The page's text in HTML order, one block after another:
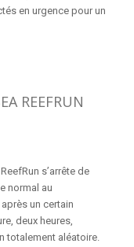
en urgence pour un
REEFRUN
s’arrête de
normal au
un certain
deux heures,
totalement aléatoire.